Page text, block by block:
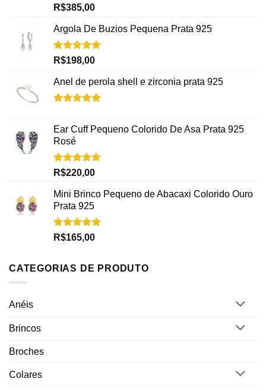
Avaliação
R$385,00
Argola De Buzios Pequena Prata 925
Avaliação
R$198,00
Anel de perola shell e zirconia prata 925
Ear Cuff Pequeno Colorido De Asa Prata 925
Rosé
Avaliação
R$220,00
Mini Brinco Pequeno de Abacaxi Colorido Ouro
Prata 925
Avaliação
R$165,00
CATEGORIAS DE PRODUTO
Anéis
Brincos
Broches
Colares